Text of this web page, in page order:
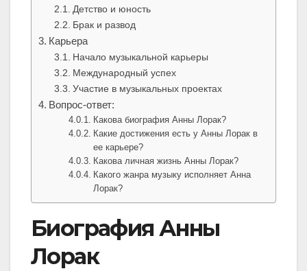
Детство и юность
Брак и развод
Карьера
Начало музыкальной карьеры
Международный успех
Участие в музыкальных проектах
Вопрос-ответ:
Какова биография Анны Лорак?
Какие достижения есть у Анны Лорак в
ее карьере?
Какова личная жизнь Анны Лорак?
Какого жанра музыку исполняет Анна
Лорак?
Биография Анны
Лорак